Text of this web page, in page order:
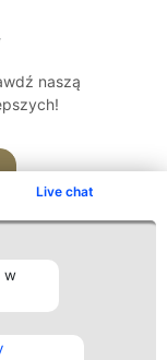
Live chat
w
naszą